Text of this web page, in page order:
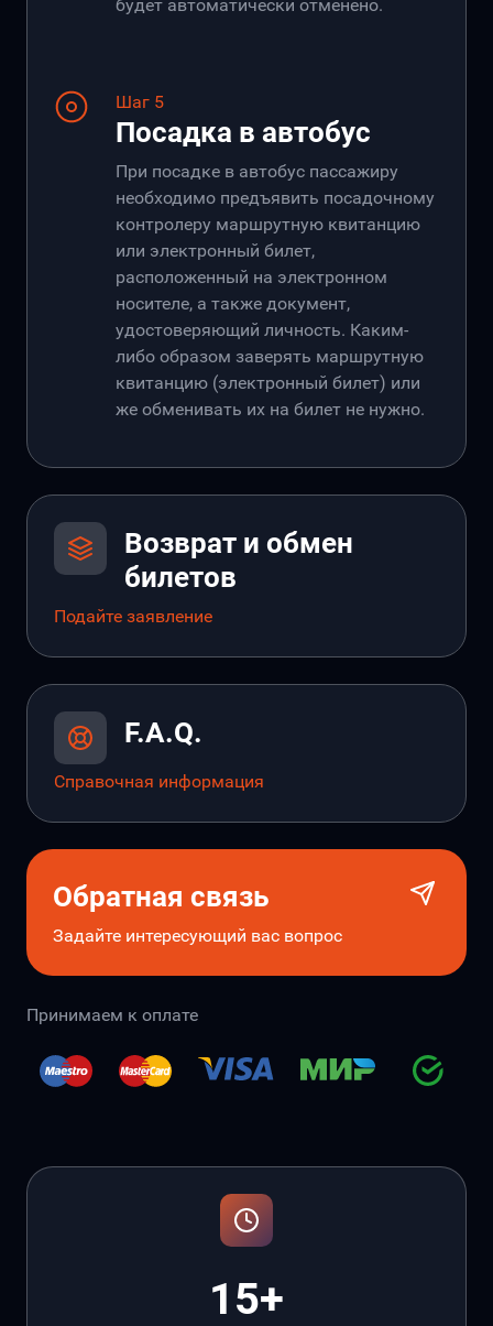
будет автоматически отменено.
Шаг 5
Посадка в автобус
При посадке в автобус пассажиру
необходимо предъявить посадочному
контролеру маршрутную квитанцию
или электронный билет,
расположенный на электронном
носителе, а также документ,
удостоверяющий личность. Каким-
либо образом заверять маршрутную
квитанцию (электронный билет) или
же обменивать их на билет не нужно.
Возврат и обмен
билетов
Подайте заявление
F.A.Q.
Справочная информация
Обратная связь
Задайте интересующий вас вопрос
Принимаем к оплате
15+